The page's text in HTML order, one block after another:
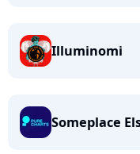
Illuminomi
Someplace